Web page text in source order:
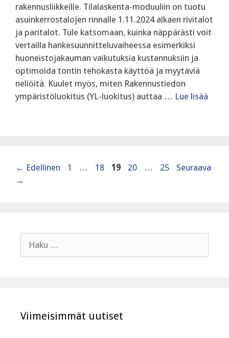
rakennusliikkeille. Tilalaskenta-moduuliin on tuotu
asuinkerrostalojen rinnalle 1.11.2024 alkaen rivitalot
ja paritalot. Tule katsomaan, kuinka näppärästi voit
vertailla hankesuunnitteluvaiheessa esimerkiksi
huoneistojakauman vaikutuksia kustannuksiin ja
optimoida tontin tehokasta käyttöä ja myytäviä
neliöitä. Kuulet myös, miten Rakennustiedon
ympäristöluokitus (YL-luokitus) auttaa … Lue lisää
← Edellinen Sivu
1 … Sivu
18 Sivu
19 Sivu
20 … Sivu
25
Seuraava
→
Viimeisimmät uutiset